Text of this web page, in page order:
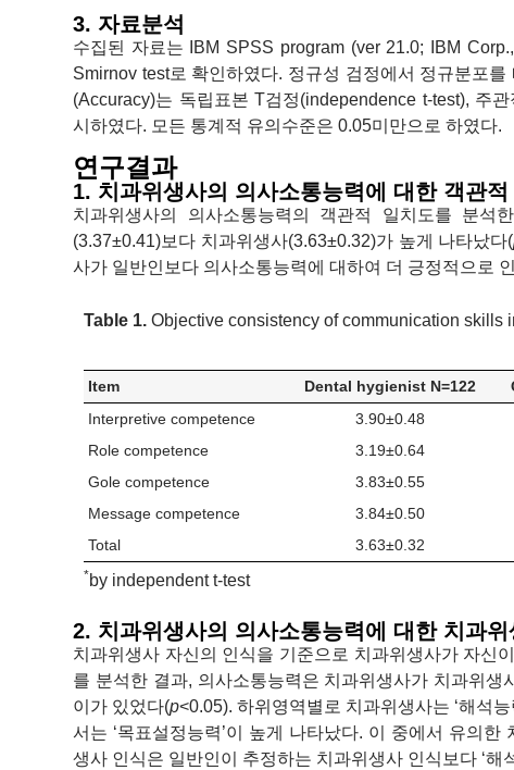
3. 자료분석
수집된 자료는 IBM SPSS program (ver 21.0; IBM
Smirnov test로 확인하였다. 정규성 검정에서 정규분포
(Accuracy)는 독립표본 T검정(independence t-test), 주
시하였다. 모든 통계적 유의수준은 0.05미만으로 하였다.
연구결과
1. 치과위생사의 의사소통능력에 대한 객관
치과위생사의 의사소통능력의 객관적 일치도를 분석
(3.37±0.41)보다 치과위생사(3.63±0.32)가 높게 나타났다(
사가 일반인보다 의사소통능력에 대하여 더 긍정적으로
Table 1. Objective consistency of communication skills
Item Dental hygienist N=122
Interpretive competence
3.90±0.48
Role competence
3.19±0.64
Gole competence
3.83±0.55
Message competence
3.84±0.50
Total
3.63±0.32
*by independent t-test
2. 치과위생사의 의사소통능력에 대한 치과
치과위생사 자신의 인식을 기준으로 치과위생사가 자신
를 분석한 결과, 의사소통능력은 치과위생사가 치과위
이가 있었다(p<0.05). 하위영역별로 치과위생사는 ‘해석
서는 ‘목표설정능력’이 높게 나타났다. 이 중에서 유의한
생사 인식은 일반인이 추정하는 치과위생사 인식보다 ‘해